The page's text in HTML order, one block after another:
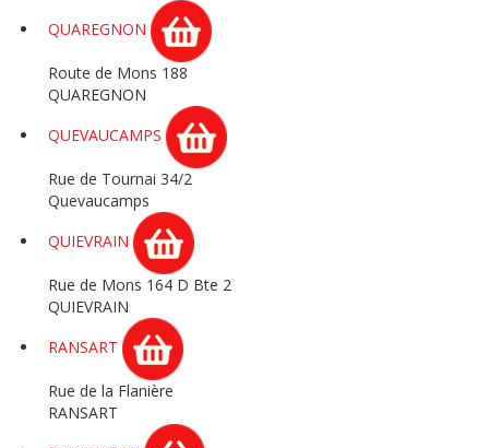
QUAREGNON
Route de Mons 188
QUAREGNON
QUEVAUCAMPS
Rue de Tournai 34/2
Quevaucamps
QUIEVRAIN
Rue de Mons 164 D Bte 2
QUIEVRAIN
RANSART
Rue de la Flanière
RANSART